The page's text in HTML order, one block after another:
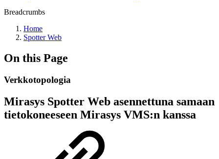
Breadcrumbs
Home
Spotter Web
On this Page
Verkkotopologia
Mirasys Spotter Web asennettuna samaan
tietokoneeseen Mirasys VMS:n kanssa